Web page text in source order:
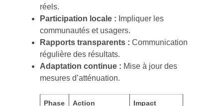
réels.
Participation locale : Impliquer les
communautés et usagers.
Rapports transparents : Communication
régulière des résultats.
Adaptation continue : Mise à jour des
mesures d’atténuation.
Phase Action
Impact